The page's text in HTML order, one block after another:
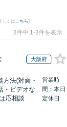
しくはこちら)
3件中 1-3件を表示
大阪府
方法(対面・
・ビデオな
応相談
営業時
間：本日
定休日